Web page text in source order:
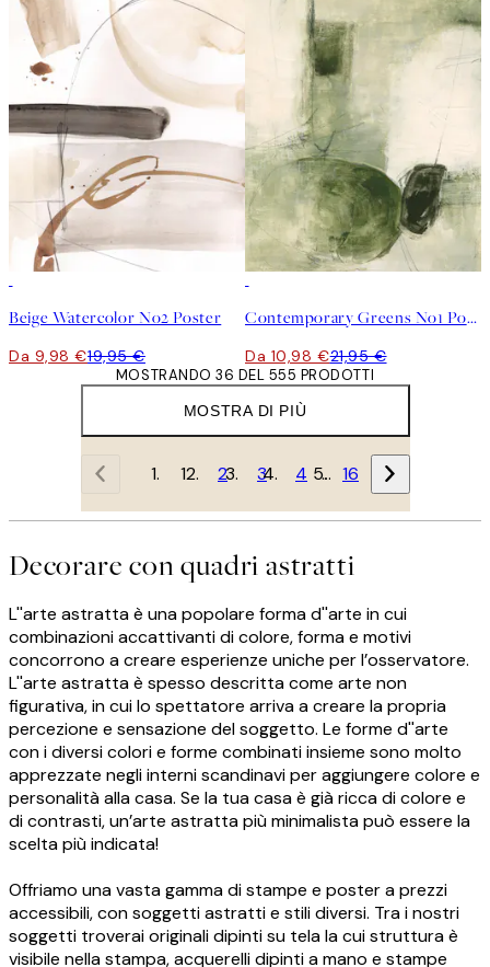
Beige Watercolor No2 Poster
Da 9,98 €19,95 €
Contemporary Greens No1 Poster
Da 10,98 €21,95 €
MOSTRA DI PIÙ
MOSTRANDO 36 DEL 555 PRODOTTI
1 2 3 4 … 16
Decorare con quadri astratti
L''arte astratta è una popolare forma d''arte in cui
combinazioni accattivanti di colore, forma e motivi
concorrono a creare esperienze uniche per l’osservatore.
L''arte astratta è spesso descritta come arte non
figurativa, in cui lo spettatore arriva a creare la propria
percezione e sensazione del soggetto. Le forme d''arte
con i diversi colori e forme combinati insieme sono molto
apprezzate negli interni scandinavi per aggiungere colore e
personalità alla casa. Se la tua casa è già ricca di colore e
di contrasti, un’arte astratta più minimalista può essere la
scelta più indicata!
Offriamo una vasta gamma di stampe e poster a prezzi
accessibili, con soggetti astratti e stili diversi. Tra i nostri
soggetti troverai originali dipinti su tela la cui struttura è
visibile nella stampa, acquerelli dipinti a mano e stampe